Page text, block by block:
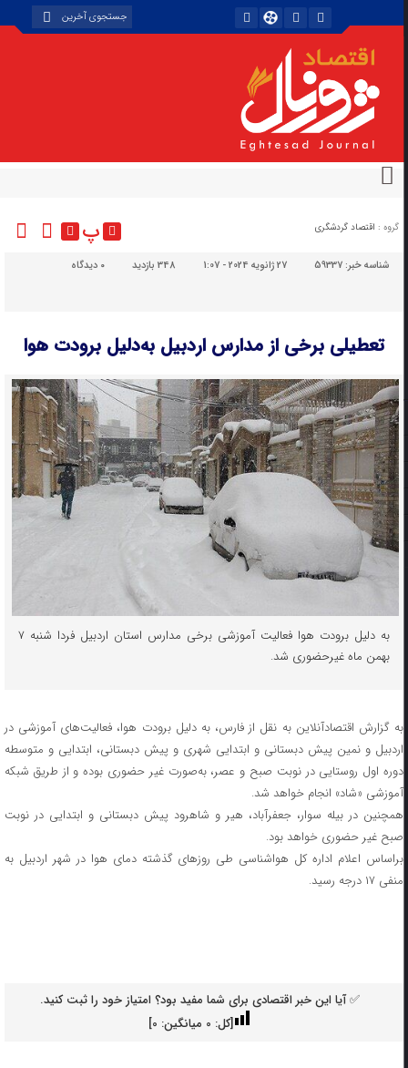
گروه : اقتصاد گردشگری پ
شناسه خبر:59337 27 ژانویه 2024 - 1:07 348 بازدید دیدگاه
تعطیلی برخی از مدارس اردبیل به‌دلیل برودت هوا
به دلیل برودت هوا فعالیت آموزشی برخی مدارس استان اردبیل فردا شنبه ۷
بهمن ماه غیرحضوری شد.
به گزارش اقتصادآنلاین به نقل از فارس، به دلیل برودت هوا، فعالیت‌های آموزشی در
اردبیل و نمین پیش دبستانی و ابتدایی شهری و پیش دبستانی، ابتدایی و متوسطه
دوره اول روستایی در نوبت صبح و عصر، به‌صورت غیر حضوری بوده و از طریق شبکه
آموزشی «شاد» انجام خواهد شد.
همچنین در بیله سوار، جعفرآباد، هیر و شاهرود پیش دبستانی و ابتدایی در نوبت
صبح غیر حضوری خواهد بود.
براساس اعلام اداره کل هواشناسی طی روزهای گذشته دمای هوا در شهر اردبیل به
منفی ۱۷ درجه رسید.
✅ آیا این خبر اقتصادی برای شما مفید بود؟ امتیاز خود را ثبت کنید.
[کل: 0میانگین: 0
]